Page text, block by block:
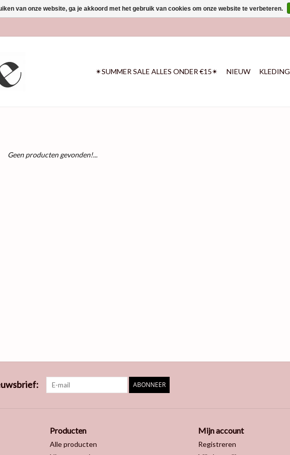
✴SUMMER SALE ALLES ONDER €15✴ NIEUW KLEDING
Geen producten gevonden!...
ABONNEER
Producten
Alle producten
Mijn account
Registreren
van onze website, ga je akkoord met het gebruik van cookies om onze website te verbeteren.